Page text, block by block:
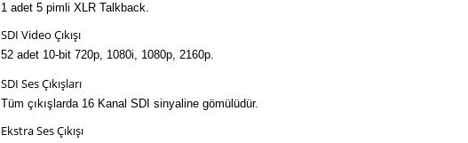
1 adet 5 pimli XLR Talkback.
SDI Video Çıkışı
52 adet 10-bit 720p, 1080i, 1080p, 2160p.
SDI Ses Çıkışları
Tüm çıkışlarda 16 Kanal SDI sinyaline gömülüdür.
Ekstra Ses Çıkışı